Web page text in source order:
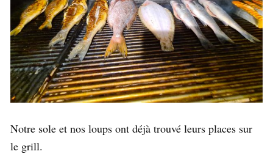
Notre sole et nos loups ont déjà trouvé leurs places sur
le grill.